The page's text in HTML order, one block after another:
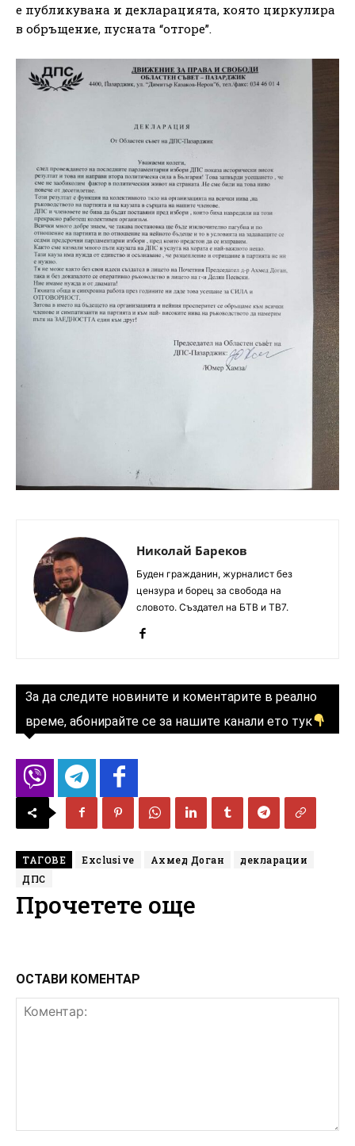
е публикувана и декларацията, която циркулира
в обръщение, пусната “отгоре”.
Николай Бареков
Буден гражданин, журналист без
цензура и борец за свобода на
словото. Създател на БТВ и ТВ7.
За да следите новините и коментарите в реално
време, абонирайте се за нашите канали ето тук
ТАГОВЕ Exclusive Ахмед Доган
декларации
ДПС
Прочетете още
ОСТАВИ КОМЕНТАР